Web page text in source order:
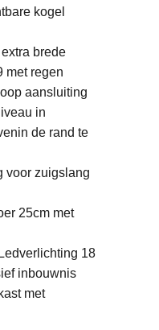
kogel
brede
met regen
aansluiting
in
de rand te
voor zuigslang
25cm met
18
inbouwnis
met